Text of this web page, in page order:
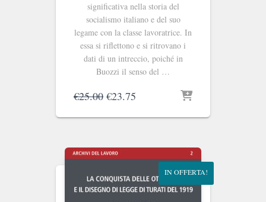
significativa nella storia del
socialismo italiano e del suo
legame con la classe lavoratrice. In
essa si riflettono e si ritrovano i
dati di un intreccio, poiché in
Buozzi il senso del …
€25.00 Il
originale
€25.00.
€23.75
attuale
€23.75.
IN OFFERTA!